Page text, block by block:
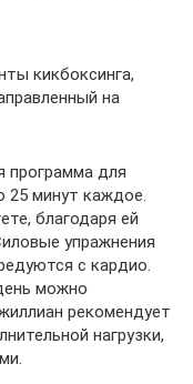
кикбоксинга,
на
программа для
25 минут каждое.
благодаря ей
упражнения
с кардио.
можно
рекомендует
нагрузки,